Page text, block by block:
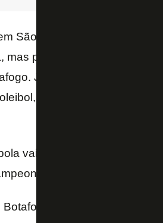
São Paulo que a força era
mas passei a enxergar a
Já agradeci muito ao
ele é um grande
vai subir às 19h na Gávea
estadual.